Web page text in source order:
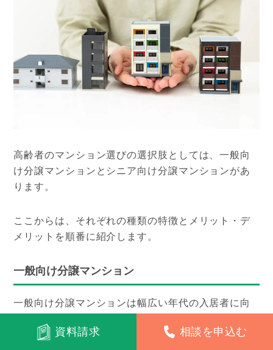
高齢者のマンション選びの選択肢としては、一般向
け分譲マンションとシニア向け分譲マンションがあ
ります。
ここからは、それぞれの種類の特徴とメリット・デ
メリットを順番に紹介します。
一般向け分譲マンション
一般向け分譲マンションは幅広い年代の入居者に向
資料請求 相談を申込む